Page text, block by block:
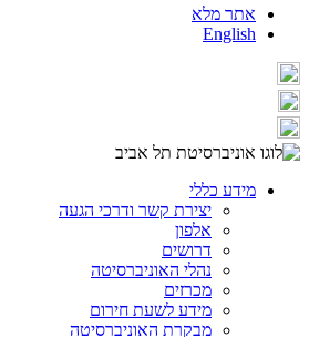
אתר מלא
English
מידע כללי
יצירת קשר ודרכי הגעה
אלפון
דרושים
נהלי האוניברסיטה
מכרזים
מידע לשעת חירום
מבקרת האוניברסיטה